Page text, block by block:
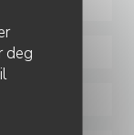
deg